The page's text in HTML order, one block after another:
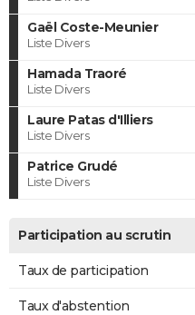
Gaël Coste-Meunier
Liste Divers
Hamada Traoré
Liste Divers
Laure Patas d'Illiers
Liste Divers
Patrice Grudé
Liste Divers
Participation au scrutin
Taux de participation
Taux d'abstention